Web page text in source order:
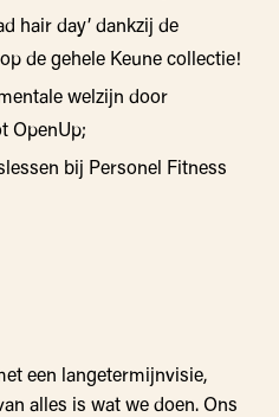
hair day’ dankzij de
de gehele Keune collectie!
welzijn door
OpenUp;
bij Personel Fitness
een langetermijnvisie,
alles is wat we doen. Ons